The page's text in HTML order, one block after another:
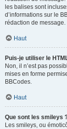
les balises sont
d’informations sur le
rédaction de message.
Haut
Puis-je utiliser le
Non, il n’est pas
mises en forme
BBCodes.
Haut
Que sont les smileys
Les smileys, ou